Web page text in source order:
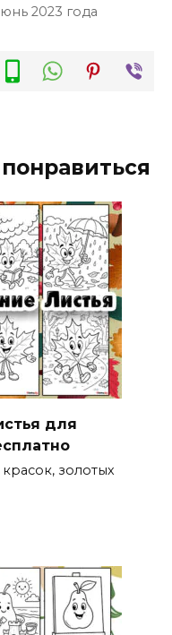
2023 года
для
золотых